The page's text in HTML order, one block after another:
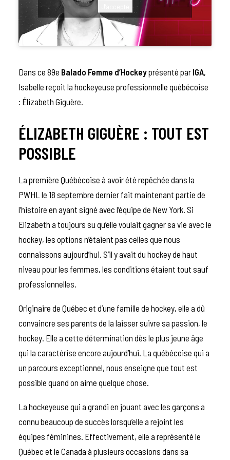
Dans ce 89e Balado Femme d’Hockeyprésenté par IGA,
Isabelle reçoit la hockeyeuse professionnelle québécoise
: Élizabeth Giguère.
ÉLIZABETH GIGUÈRE : TOUT EST
POSSIBLE
La première Québécoise à avoir été repêchée dans la
PWHL le 18 septembre dernier fait maintenant partie de
l’histoire en ayant signé avec l’équipe de New York. Si
Elizabeth a toujours su qu’elle voulait gagner sa vie avec le
hockey, les options n’étaient pas celles que nous
connaissons aujourd’hui. S’il y avait du hockey de haut
niveau pour les femmes, les conditions étaient tout sauf
professionnelles.
Originaire de Québec et d’une famille de hockey, elle a dû
convaincre ses parents de la laisser suivre sa passion, le
hockey. Elle a cette détermination dès le plus jeune âge
qui la caractérise encore aujourd’hui. La québécoise qui a
un parcours exceptionnel, nous enseigne que tout est
possible quand on aime quelque chose.
La hockeyeuse qui a grandi en jouant avec les garçons a
connu beaucoup de succès lorsqu’elle a rejoint les
équipes féminines. Effectivement, elle a représenté le
Québec et le Canada à plusieurs occasions dans sa